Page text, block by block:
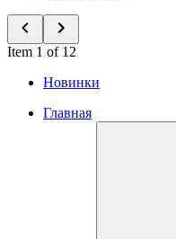
Item 1 of 12
Новинки
Главная